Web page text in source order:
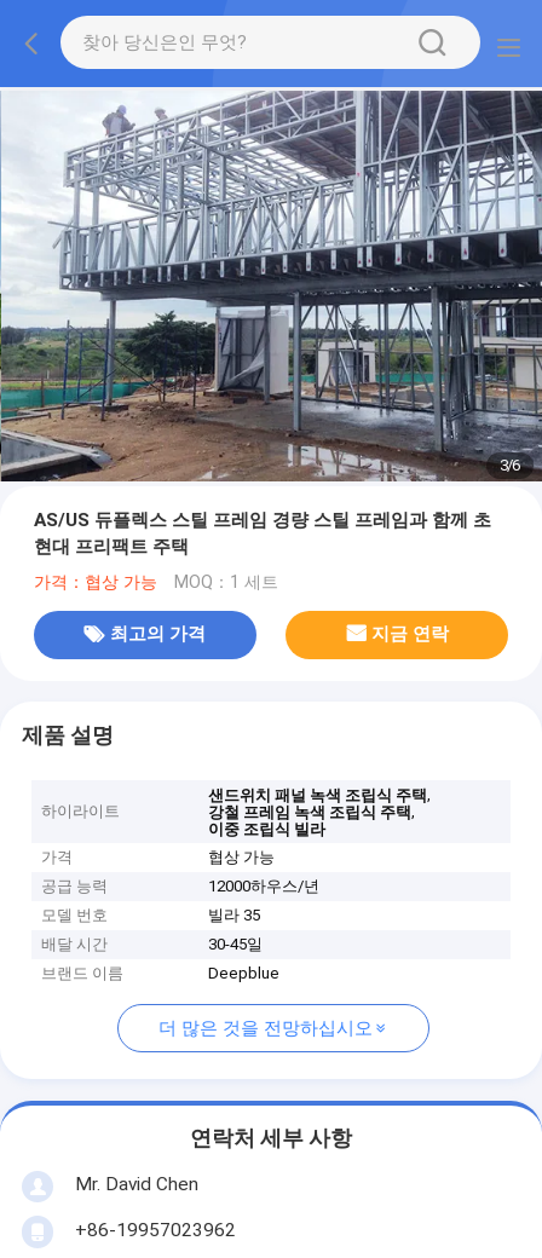
3/6
AS/US 듀플렉스 스틸 프레임 경량 스틸 프레임과 함께 초
현대 프리팩트 주택
가격：협상 가능 MOQ：1 세트
최고의 가격 지금 연락
제품 설명
하이라이트
샌드위치 패널 녹색 조립식 주택,
강철 프레임 녹색 조립식 주택,
이중 조립식 빌라
가격
협상 가능
공급 능력
12000하우스/년
모델 번호
빌라 35
배달 시간
30-45일
브랜드 이름
Deepblue
더 많은 것을 전망하십시오
연락처 세부 사항
Mr. David Chen
+86-19957023962